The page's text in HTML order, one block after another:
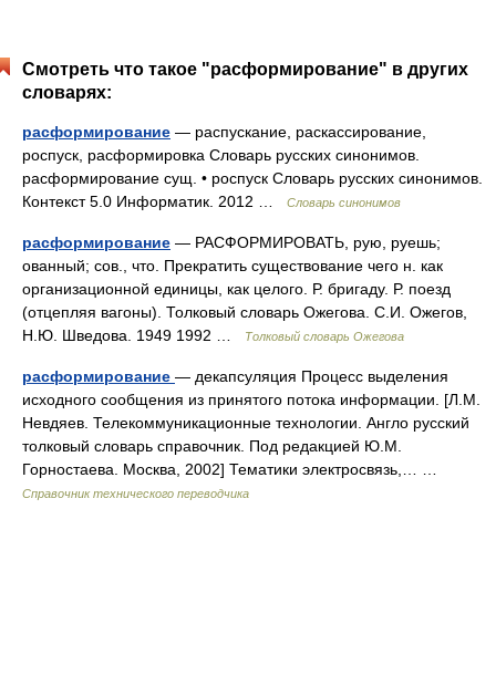
Смотреть что такое "расформирование" в других
словарях:
расформирование — распускание, раскассирование,
роспуск, расформировка Словарь русских синонимов.
расформирование сущ. • роспуск Словарь русских синонимов.
Контекст 5.0 Информатик. 2012 …
Словарь синонимов
расформирование — РАСФОРМИРОВАТЬ, рую, руешь;
ованный; сов., что. Прекратить существование чего н. как
организационной единицы, как целого. Р. бригаду. Р. поезд
(отцепляя вагоны). Толковый словарь Ожегова. С.И. Ожегов,
Н.Ю. Шведова. 1949 1992 …
Толковый словарь Ожегова
расформирование — декапсуляция Процесс выделения
исходного сообщения из принятого потока информации. [Л.М.
Невдяев. Телекоммуникационные технологии. Англо русский
толковый словарь справочник. Под редакцией Ю.М.
Горностаева. Москва, 2002] Тематики электросвязь,… …
Справочник технического переводчика